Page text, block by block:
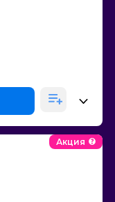
Акция